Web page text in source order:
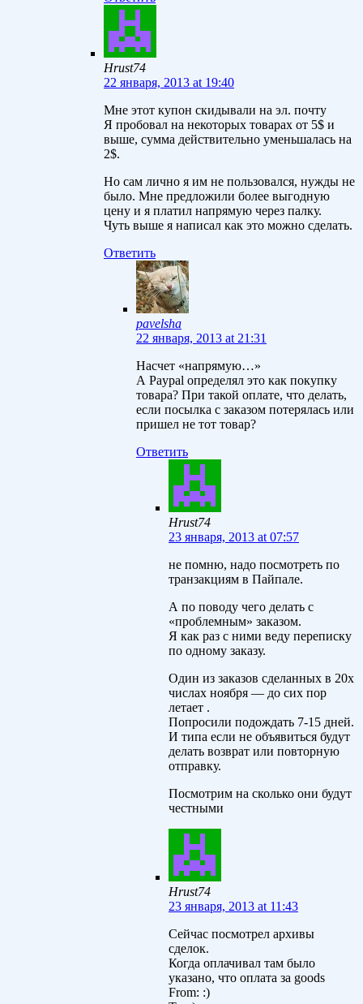
Hrust74
22 января, 2013 at 19:40
Мне этот купон скидывали на эл. почту
Я пробовал на некоторых товарах от 5$ и
выше, сумма действительно уменьшалась на
2$.
Но сам лично я им не пользовался, нужды не
было. Мне предложили более выгодную
цену и я платил напрямую через палку.
Чуть выше я написал как это можно сделать.
Ответить
pavelsha
22 января, 2013 at 21:31
Насчет «напрямую…»
А Paypal определял это как покупку
товара? При такой оплате, что делать,
если посылка с заказом потерялась или
пришел не тот товар?
Ответить
Hrust74
23 января, 2013 at 07:57
не помню, надо посмотреть по
транзакциям в Пайпале.
А по поводу чего делать с
«проблемным» заказом.
Я как раз с ними веду переписку
по одному заказу.
Один из заказов сделанных в 20х
числах ноября — до сих пор
летает .
Попросили подождать 7-15 дней.
И типа если не объявиться будут
делать возврат или повторную
отправку.
Посмотрим на сколько они будут
честными
Hrust74
23 января, 2013 at 11:43
Сейчас посмотрел архивы
сделок.
Когда оплачивал там было
указано, что оплата за goods
From: :)